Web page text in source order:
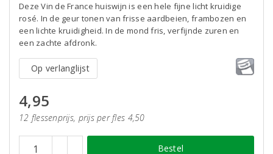
Deze Vin de France huiswijn is een hele fijne licht kruidige
rosé. In de geur tonen van frisse aardbeien, frambozen en
een lichte kruidigheid. In de mond fris, verfijnde zuren en
een zachte afdronk.
Op verlanglijst
4,95
12 flessenprijs, prijs per fles 4,50
Bestel